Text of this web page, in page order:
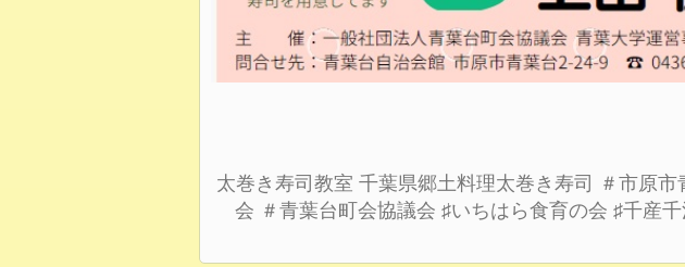
太巻き寿司教室 千葉県郷土料理太巻き寿司
＃市原
会 ＃青葉台町会協議会 ♯いちはら食育の会 ♯千産千